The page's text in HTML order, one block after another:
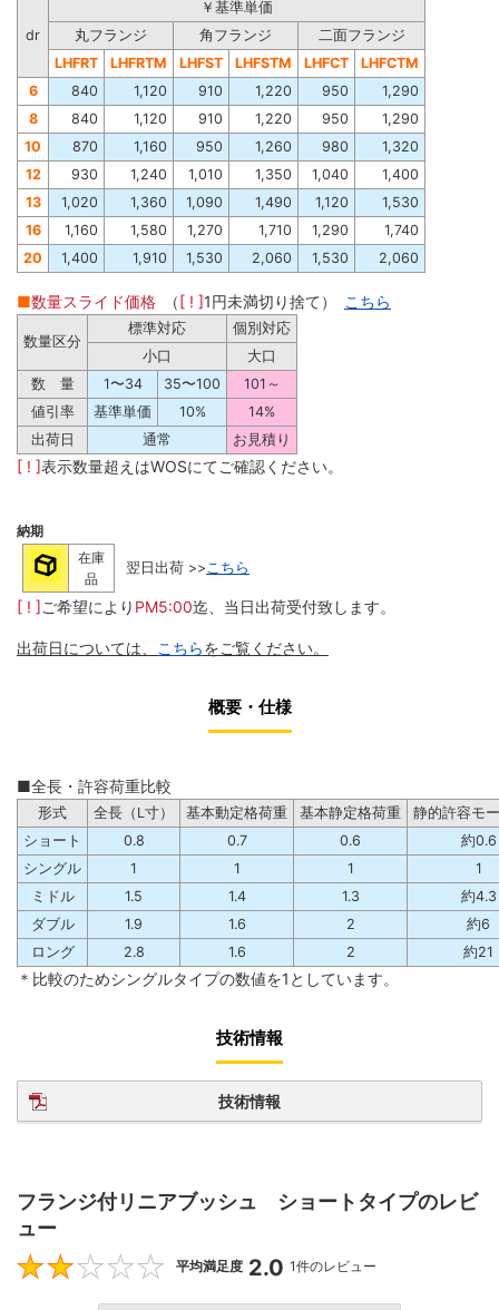
dr
￥基準単価
丸フランジ
角フランジ
二面フランジ
LHFRT
LHFRTM LHFST LHFSTM LHFCT
LHFCTM
6
840 1,120 910 1,220 950
1,290
8
840 1,120 910 1,220 950
1,290
10
870 1,160 950 1,260 980
1,320
12
930 1,240 1,010 1,350 1,040
1,400
13
1,020 1,360 1,090 1,490 1,120
1,530
16
1,160 1,580 1,270 1,710 1,290
1,740
20
1,400 1,910 1,530 2,060 1,530 2,060
■数量スライド価格 （[ ! ]1円未満切り捨て） こちら
数量区分
標準対応
個別対応
小口
大口
数 量
1〜34 35〜100
101～
値引率
基準単価 10%
14%
出荷日
通常 お見積り
[ ! ]表示数量超えはWOSにてご確認ください。
納期
在庫
品
翌日出荷 >>こちら
[ ! ]ご希望により PM5:00迄、当日出荷受付致します。
出荷日については、 こちらをご覧ください。
概要・仕様
■全長・許容荷重比較
形式 全長（L寸） 基本動定格荷重 基本静定格荷重
静的許容モ
ショート
0.8 0.7 0.6
約0.6
シングル
1 1 1
1
ミドル
1.5 1.4 1.3
約4.3
ダブル
1.9 1.6 2
約6
ロング
2.8 1.6 2 約21
＊比較のためシングルタイプの数値を1としています。
技術情報
技術情報
フランジ付リニアブッシュ ショートタイプのレビ
ュー
2
平均満足度 2.0 1件のレビュー